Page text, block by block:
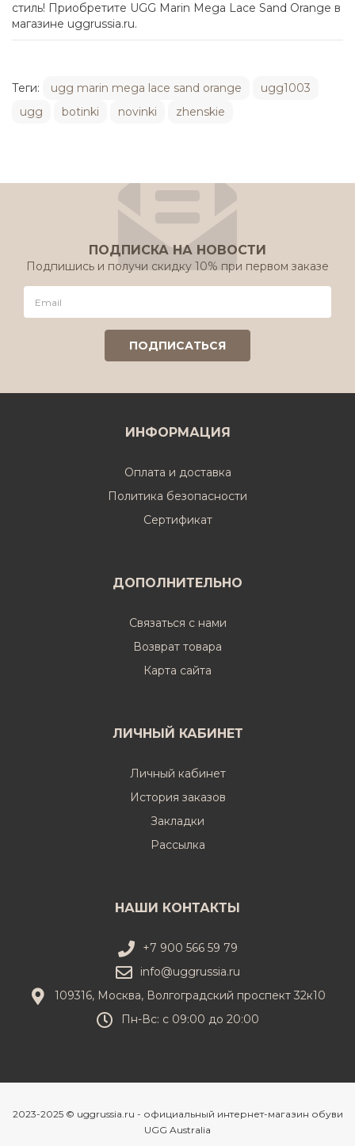
стиль! Приобретите UGG Marin Mega Lace Sand Orange в
магазине uggrussia.ru.
Теги: ugg marin mega lace sand orange
ugg1003
ugg
botinki novinki zhenskie
ПОДПИСКА НА НОВОСТИ
Подпишись и получи скидку 10% при первом заказе
ИНФОРМАЦИЯ
Оплата и доставка
Политика безопасности
Cертификат
ДОПОЛНИТЕЛЬНО
Связаться с нами
Возврат товара
Карта сайта
ЛИЧНЫЙ КАБИНЕТ
Личный кабинет
История заказов
Закладки
Рассылка
НАШИ КОНТАКТЫ
+7 900 566 59 79
info@uggrussia.ru
109316, Москва, Волгоградский проспект 32к10
Пн-Вс: с 09:00 до 20:00
2023-2025 © uggrussia.ru - официальный интернет-магазин обуви
UGG Australia